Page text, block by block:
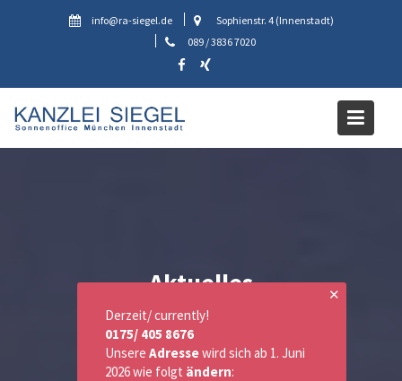
info@ra-siegel.de
Sophienstr. 4 (Innenstadt)
089 / 3836 7020
Aktuelles
✕
Derzeit/ currently!
0175/ 405 8676
Unsere Adressewird sich ab 1. Juni
2026 wie folgt ändern: